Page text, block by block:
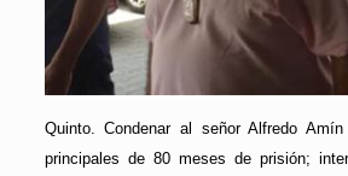
Quinto. Condenar al señor Alfredo
principales de 80 meses de prisión;